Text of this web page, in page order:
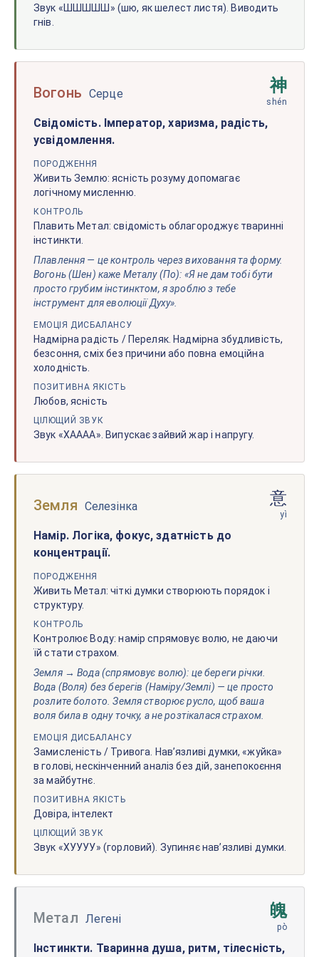
Звук «ШШШШШ» (шю, як шелест листя). Виводить
гнів.
Вогонь Серце 神
shén
Свідомість. Імператор, харизма, радість,
усвідомлення.
ПОРОДЖЕННЯ
Живить Землю: ясність розуму допомагає
логічному мисленню.
КОНТРОЛЬ
Плавить Метал: свідомість облагороджує тваринні
інстинкти.
Плавлення — це контроль через виховання та форму.
Вогонь (Шен) каже Металу (По): «Я не дам тобі бути
просто грубим інстинктом, я зроблю з тебе
інструмент для еволюції Духу».
ЕМОЦІЯ ДИСБАЛАНСУ
Надмірна радість / Переляк. Надмірна збудливість,
безсоння, сміх без причини або повна емоційна
холодність.
ПОЗИТИВНА ЯКІСТЬ
Любов, ясність
ЦІЛЮЩИЙ ЗВУК
Звук «ХАААА». Випускає зайвий жар і напругу.
Земля Селезінка 意
yì
Намір. Логіка, фокус, здатність до
концентрації.
ПОРОДЖЕННЯ
Живить Метал: чіткі думки створюють порядок і
структуру.
КОНТРОЛЬ
Контролює Воду: намір спрямовує волю, не даючи
їй стати страхом.
Земля → Вода (спрямовує волю): це береги річки.
Вода (Воля) без берегів (Наміру/Землі) — це просто
розлите болото. Земля створює русло, щоб ваша
воля била в одну точку, а не розтікалася страхом.
ЕМОЦІЯ ДИСБАЛАНСУ
Замисленість / Тривога. Навʼязливі думки, «жуйка»
в голові, нескінченний аналіз без дій, занепокоєння
за майбутнє.
ПОЗИТИВНА ЯКІСТЬ
Довіра, інтелект
ЦІЛЮЩИЙ ЗВУК
Звук «ХУУУУ» (горловий). Зупиняє навʼязливі думки.
Метал Легені 魄
pò
Інстинкти. Тваринна душа, ритм, тілесність,